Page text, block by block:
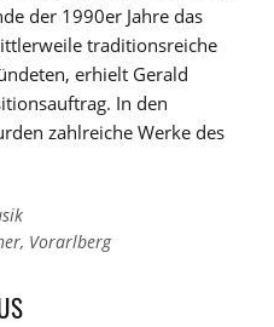
der 1990er Jahre das
traditionsreiche
erhielt Gerald
In den
zahlreiche Werke des
, Vorarlberg